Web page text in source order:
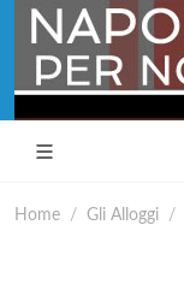
Home Gli Alloggi